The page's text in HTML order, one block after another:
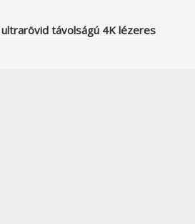
ultrarövid távolságú 4K lézeres